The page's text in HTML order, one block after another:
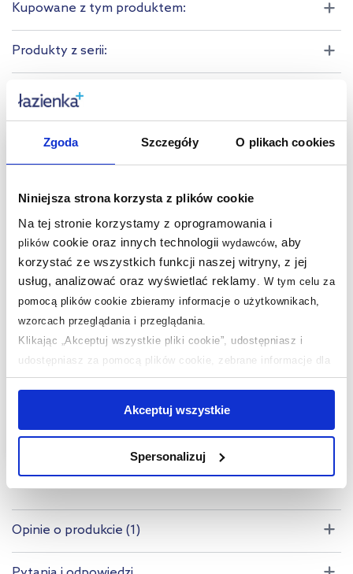
Zgoda Szczegóły O plikach cookies
Niniejsza strona korzysta z plików cookie
Na tej stronie korzystamy z oprogramowania i
plikówcookie oraz innych technologii wydawców, aby
korzystać ze wszystkich funkcji naszej witryny, z jej
usług, analizować oraz wyświetlać reklamy
W tym celu za
pomocą plików cookie zbieramy informacje o użytkownikach,
wzorcach przeglądania i przeglądania.
Klikając „Akceptuj wszystkie pliki cookie”, udostępniasz i
udostępniasz za pomocą plików cookie, zebrane informacje dla
użytkowników zewnętrznych, a także nasi partnerzy reklamowi.
jednak, że zablokowane niektóre pliki cookie mogą mieć wpływ
na sposób dostarczania treści niedostosowanych do potrzeb
informacji na temat plików cookie i tego, dlaczego ich przepisy,
przejdź do zakładek „Informacje o plikach cookie”.
Akceptuj wszystkie
Spersonalizuj
Kupowane z tym produktem:
Produkty z serii:
Produkty podobne:
multirabaty
Dostępność:24h!
Roca Access Comfort
uchwyt dla
niepełnosprawnych 60
cm składany biały
816908009
Opinie o produkcie (1)